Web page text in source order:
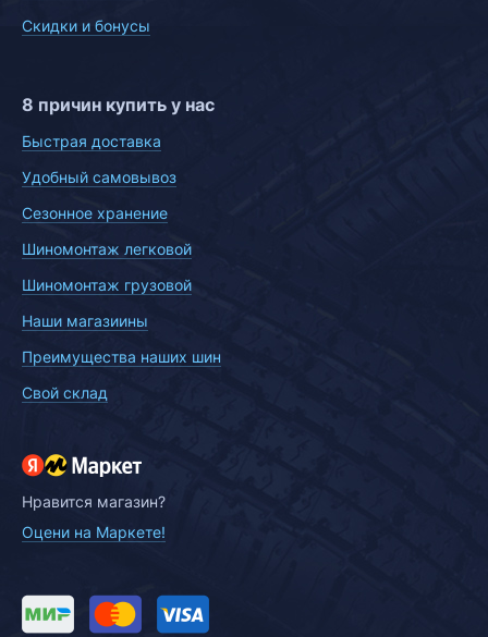
Скидки и бонусы
8 причин купить у нас
Быстрая доставка
Удобный самовывоз
Сезонное хранение
Шиномонтаж легковой
Шиномонтаж грузовой
Наши магазиины
Преимущества наших шин
Свой склад
Нравится магазин?
Оцени на Маркете!